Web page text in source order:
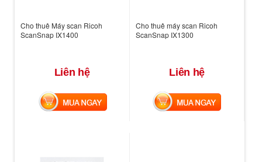
Cho thuê Máy scan Ricoh
ScanSnap IX1400
Liên hệ
MUA NGAY
Cho thuê máy scan Ricoh
ScanSnap IX1300
Liên hệ
MUA NGAY